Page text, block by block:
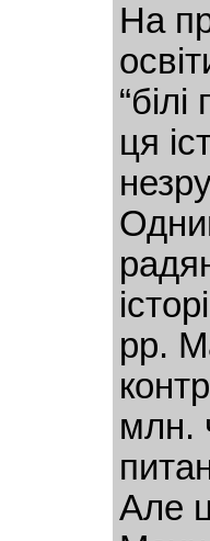
На
ця
рр.
млн.
Але